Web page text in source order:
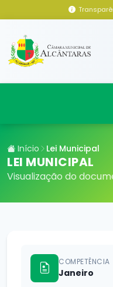
Início Lei Municipal
LEI MUNICIPAL
Visualização do
COMPETÊNCIA
Janeiro